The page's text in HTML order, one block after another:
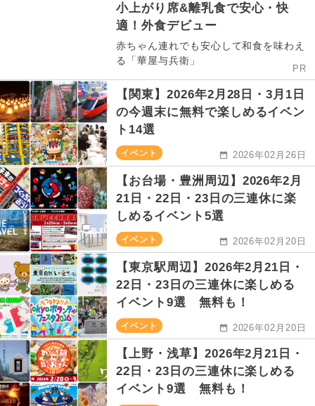
小上がり席&離乳食で安心・快
適！外食デビュー
赤ちゃん連れでも安心して和食を味わえ
る「華屋与兵衛」
PR
【関東】2026年2月28日・3月1日
の今週末に無料で楽しめるイベン
ト14選
イベント 2026年02月26日
【お台場・豊洲周辺】2026年2月
21日・22日・23日の三連休に楽
しめるイベント5選
イベント 2026年02月20日
【東京駅周辺】2026年2月21日・
22日・23日の三連休に楽しめる
イベント9選 無料も！
イベント 2026年02月20日
【上野・浅草】2026年2月21日・
22日・23日の三連休に楽しめる
イベント9選 無料も！